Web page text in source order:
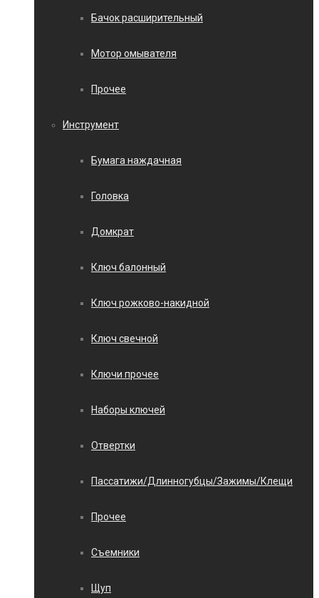
Бачок расширительный
Мотор омывателя
Прочее
Инструмент
Бумага наждачная
Головка
Домкрат
Ключ балонный
Ключ рожково-накидной
Ключ свечной
Ключи прочее
Наборы ключей
Отвертки
Пассатижи/Длинногубцы/Зажимы/Клещи
Прочее
Съемники
Щуп